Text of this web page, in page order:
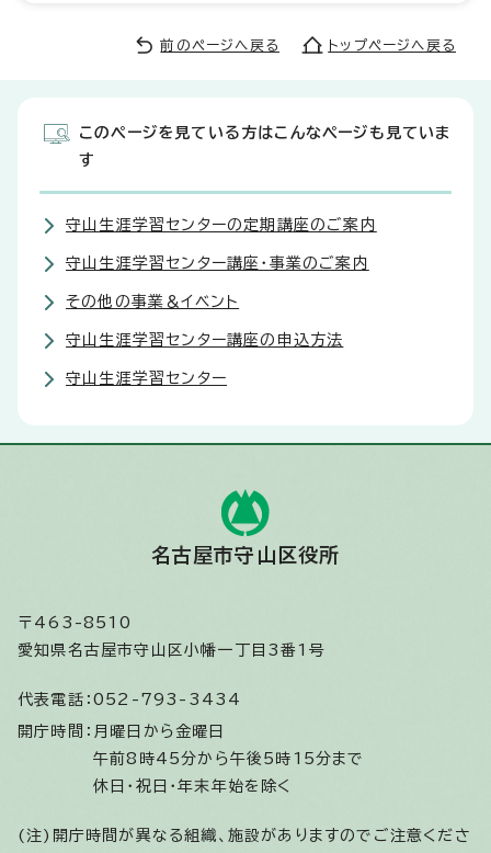
前のページへ戻る トップページへ戻る
このページを見ている方はこんなページも見ていま
す
守山生涯学習センターの定期講座のご案内
守山生涯学習センター講座・事業のご案内
その他の事業＆イベント
守山生涯学習センター講座の申込方法
守山生涯学習センター
名古屋市守山区役所
〒463-8510
愛知県名古屋市守山区小幡一丁目3番1号
代表電話： 052-793-3434
開庁時間： 月曜日から金曜日
午前8時45分から午後5時15分まで
休日・祝日・年末年始を除く
(注)開庁時間が異なる組織、施設がありますのでご注意くださ